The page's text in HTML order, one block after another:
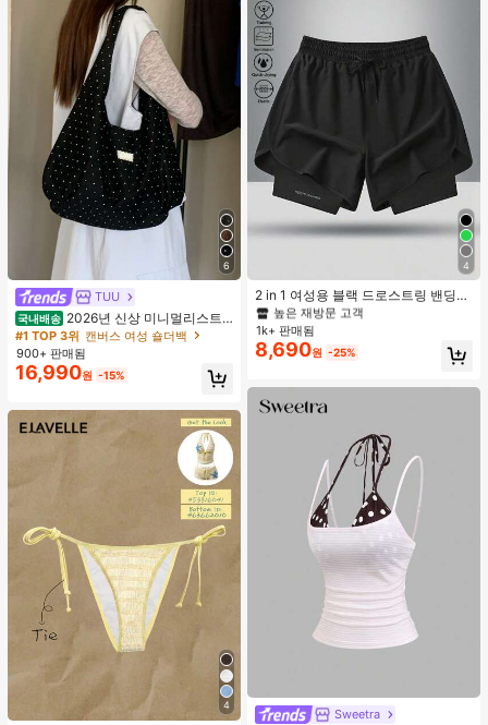
6
TUU
국내배송 2026년 신상 미니멀리스트
도트 캔버스 토트백, 대용량 캐주얼 다
용도 통근 숄더 핸드백
#1 TOP 3위 캔버스 여성 숄더백
900+ 판매됨
16,990원 -15%
4
4
2 in 1 여성용 블랙 드로스트링 밴딩
허리 곡선 밑단 캐주얼 러닝 트레이닝
운동 반바지
#1 TOP 3위 여성 액티브 바텀
높은 재방문 고객
#1 TOP 3위 여성 액티브 바텀
높은 재방문 고객
#1 TOP 3위
높은 재방문 고객
1k+ 판매됨
8,690원 -25%
Sweetra